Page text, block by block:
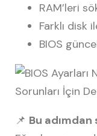
RAM’leri
Farklı disk
BIOS
📌 Bu adımdan